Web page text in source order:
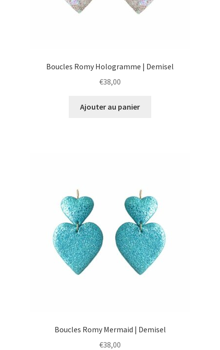
Boucles Romy Hologramme | Demisel
€38,00
Ajouter au panier
Boucles Romy Mermaid | Demisel
€38,00